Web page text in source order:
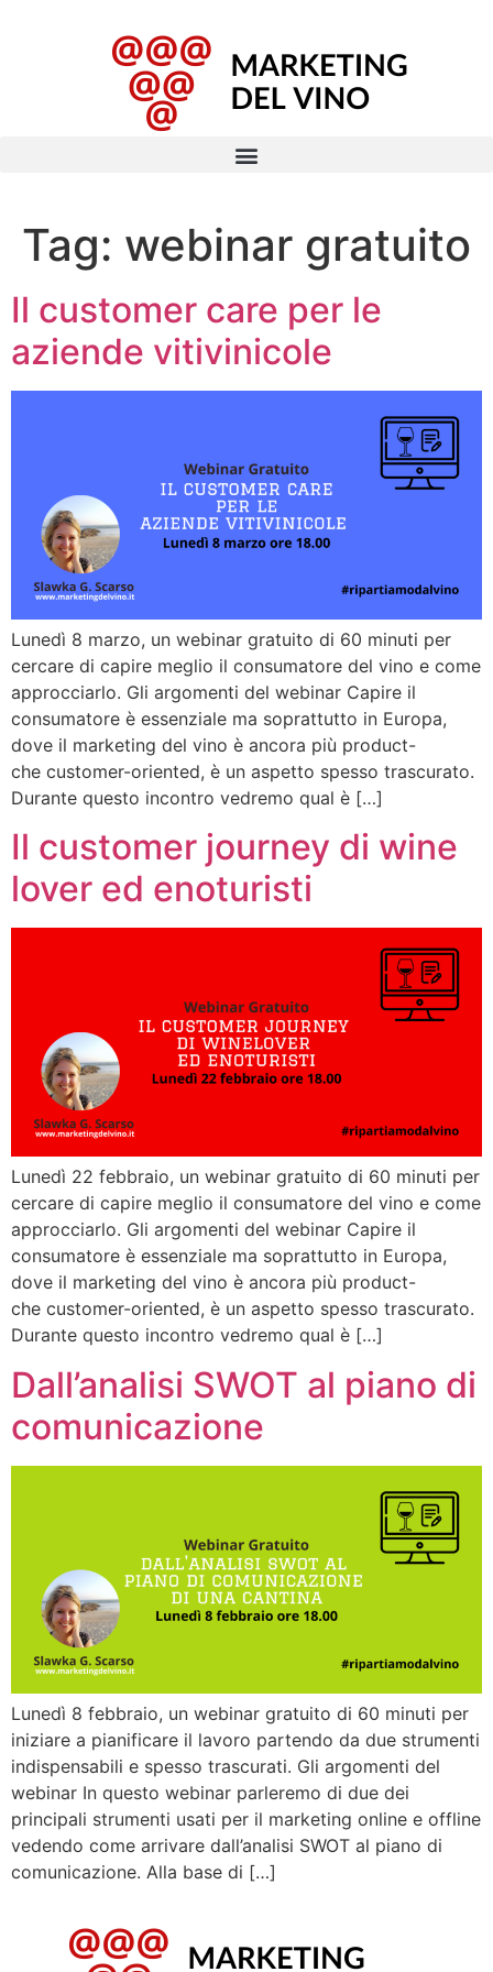
Tag: webinar gratuito
Il customer care per le
aziende vitivinicole
Lunedì 8 marzo, un webinar gratuito di 60 minuti per
cercare di capire meglio il consumatore del vino e come
approcciarlo. Gli argomenti del webinar Capire il
consumatore è essenziale ma soprattutto in Europa,
dove il marketing del vino è ancora più product-
che customer-oriented, è un aspetto spesso trascurato.
Durante questo incontro vedremo qual è […]
Il customer journey di wine
lover ed enoturisti
Lunedì 22 febbraio, un webinar gratuito di 60 minuti per
cercare di capire meglio il consumatore del vino e come
approcciarlo. Gli argomenti del webinar Capire il
consumatore è essenziale ma soprattutto in Europa,
dove il marketing del vino è ancora più product-
che customer-oriented, è un aspetto spesso trascurato.
Durante questo incontro vedremo qual è […]
Dall’analisi SWOT al piano di
comunicazione
Lunedì 8 febbraio, un webinar gratuito di 60 minuti per
iniziare a pianificare il lavoro partendo da due strumenti
indispensabili e spesso trascurati. Gli argomenti del
webinar In questo webinar parleremo di due dei
principali strumenti usati per il marketing online e offline
vedendo come arrivare dall’analisi SWOT al piano di
comunicazione. Alla base di […]